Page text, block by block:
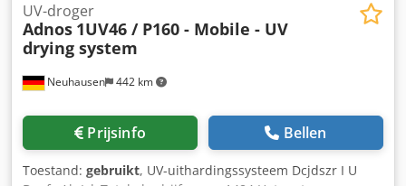
Neuhausen 442 km
UV-droger
Adnos 1UV46 / P160 - Mobile - UV
drying system
Prijsinfo Bellen
Toestand: gebruikt, UV-uithardingssysteem Dcjdszr I U